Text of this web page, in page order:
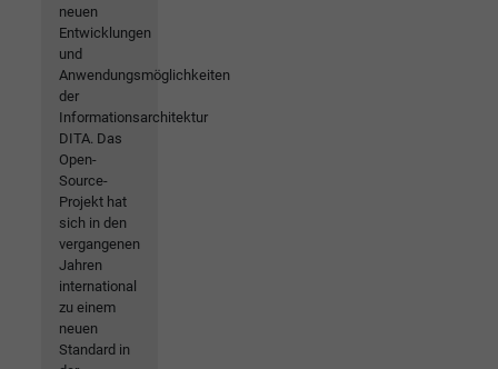
neuen
Entwicklungen
und
Anwendungsmöglichkeiten
der
Informationsarchitektur
DITA. Das
Open-
Source-
Projekt hat
sich in den
vergangenen
Jahren
international
zu einem
neuen
Standard in